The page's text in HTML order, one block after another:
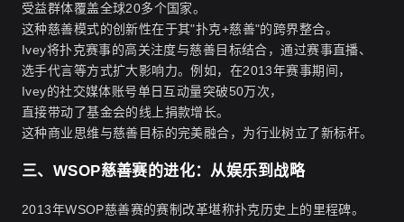
受益群体覆盖全球20多个国家。
这种慈善模式的创新性在于其"扑克+慈善"的跨界整合。
Ivey将扑克赛事的高关注度与慈善目标结合，通过赛事直播、
选手代言等方式扩大影响力。例如，在2013年赛事期间，
Ivey的社交媒体账号单日互动量突破50万次，
直接带动了基金会的线上捐款增长。
这种商业思维与慈善目标的完美融合，为行业树立了新标杆。
三、WSOP慈善赛的进化：从娱乐到战略
2013年WSOP慈善赛的赛制改革堪称扑克历史上的里程碑。